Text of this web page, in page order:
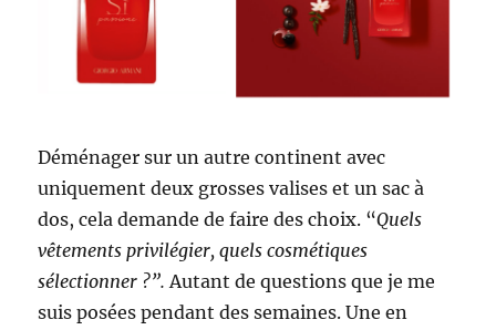
Déménager sur un autre continent avec
uniquement deux grosses valises et un sac à
dos, cela demande de faire des choix. “Quels
vêtements privilégier, quels cosmétiques
sélectionner ?”. Autant de questions que je me
suis posées pendant des semaines. Une en